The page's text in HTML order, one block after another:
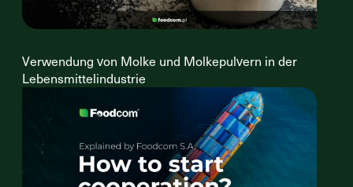
Verwendung von Molke und Molkepulvern in der
Lebensmittelindustrie